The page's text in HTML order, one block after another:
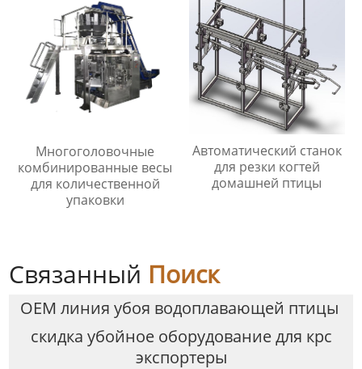
Многоголовочные
комбинированные весы
для количественной
упаковки
Автоматический станок
для резки когтей
домашней птицы
Связанный Поиск
OEM линия убоя водоплавающей птицы
скидка убойное оборудование для крс
экспортеры